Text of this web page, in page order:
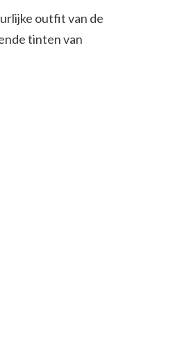
outfit van de
tinten van